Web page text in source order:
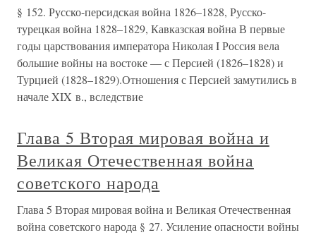
§ 152. Русско-персидская война 1826–1828, Русско-
турецкая война 1828–1829, Кавказская война В первые
годы царствования императора Николая I Россия вела
большие войны на востоке — с Персией (1826–1828) и
Турцией (1828–1829).Отношения с Персией замутились в
начале XIX в., вследствие
Глава 5 Вторая мировая война и
Великая Отечественная война
советского народа
Глава 5 Вторая мировая война и Великая Отечественная
война советского народа § 27. Усиление опасности войны